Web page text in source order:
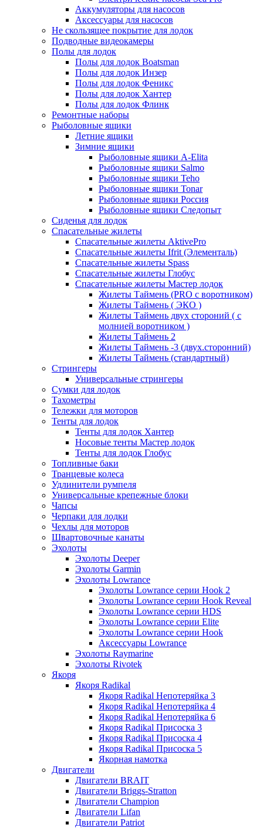
Аккумуляторы для насосов
Аксессуары для насосов
Не скользящее покрытие для лодок
Подводные видеокамеры
Полы для лодок
Полы для лодок Boatsman
Полы для лодок Инзер
Полы для лодок Феникс
Полы для лодок Хантер
Полы для лодок Флинк
Ремонтные наборы
Рыболовные ящики
Летние ящики
Зимние ящики
Рыболовные ящики A-Elita
Рыболовные ящики Salmo
Рыболовные ящики Teho
Рыболовные ящики Tonar
Рыболовные ящики Россия
Рыболовные ящики Следопыт
Сиденья для лодок
Спасательные жилеты
Спасательные жилеты AktivePro
Спасательные жилеты Ifrit (Элементаль)
Спасательные жилеты Spass
Спасательные жилеты Глобус
Спасательные жилеты Мастер лодок
Жилеты Таймень (PRO c воротником)
Жилеты Таймень ( ЭКО )
Жилеты Таймень двух стороний ( с
молнией воротником )
Жилеты Таймень 2
Жилеты Таймень -3 (двух.сторонний)
Жилеты Таймень (стандартный)
Стрингеры
Универсальные стрингеры
Сумки для лодок
Тахометры
Тележки для моторов
Тенты для лодок
Тенты для лодок Хантер
Носовые тенты Мастер лодок
Тенты для лодок Глобус
Топливные баки
Транцевые колеса
Удлинители румпеля
Универсальные крепежные блоки
Чапсы
Черпаки для лодки
Чехлы для моторов
Швартовочные канаты
Эхолоты
Эхолоты Deeper
Эхолоты Garmin
Эхолоты Lowrance
Эхолоты Lowrance серии Hook 2
Эхолоты Lowrance серии Hook Reveal
Эхолоты Lowrance серии HDS
Эхолоты Lowrance серии Elite
Эхолоты Lowrance серии Hook
Аксессуары Lowrance
Эхолоты Raymarine
Эхолоты Rivotek
Якоря
Якоря Radikal
Якоря Radikal Непотеряйка 3
Якоря Radikal Непотеряйка 4
Якоря Radikal Непотеряйка 6
Якоря Radikal Присоска 3
Якоря Radikal Присоска 4
Якоря Radikal Присоска 5
Якорная намотка
Двигатели
Двигатели BRAIT
Двигатели Briggs-Stratton
Двигатели Champion
Двигатели Lifan
Двигатели Patriot